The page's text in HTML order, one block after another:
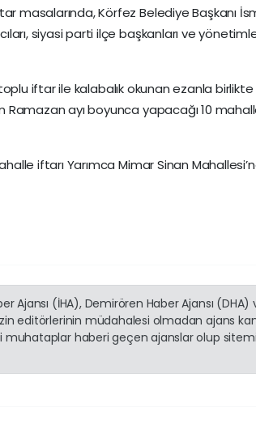
masalarında, Körfez Belediye Başkanı
siyasi parti ilçe başkanları ve
toplu iftar ile kalabalık okunan ezanla birlikte
Ramazan ayı boyunca yapacağı 10
iftarı Yarımca Mimar Sinan
Ajansı (İHA), Demirören Haber Ajansı
editörlerinin müdahalesi olmadan ajans
muhataplar haberi geçen ajanslar olup